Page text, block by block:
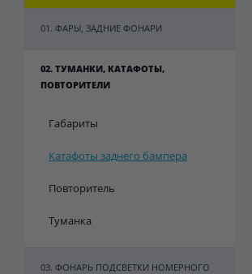
01. ФАРЫ, ЗАДНИЕ ФОНАРИ
02. ТУМАНКИ, КАТАФОТЫ,
ПОВТОРИТЕЛИ
Габариты
Катафоты заднего бампера
Повторитель
Туманка
03. ФОНАРЬ ПОДСВЕТКИ НОМЕРНОГО